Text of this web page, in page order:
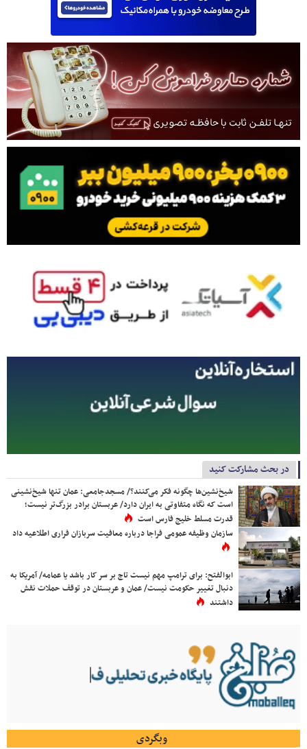
در بحث مشارکت کنید
شیخ‌نشین‌ها چگونه فکر می‌کنند؟/ مسجدجامعی: عمان تنها شیخ‌نشینی
است که نگاه متفاوتی به ایران دارد/ عربستان برادر بزرگ‌تر نیست؛
قدرت مسلط خلیج فارس است
سازمان وظیفه عمومی فراجا درباره معافیت سربازان فراری اطلاعیه داد
ابوالفتح: برای ترامپ مهم نیست تاج بر سر کار باشد یا عمامه/ آمریکا به
دنبال تغییر حکومت نیست/ عمان و عربستان در توقف حملات نقش
داشتند
وبگردی